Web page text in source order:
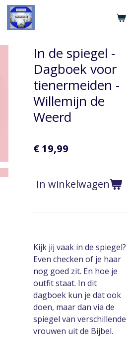
In de spiegel -
Dagboek voor
tienermeiden -
Willemijn de
Weerd
€ 19,99
In winkelwagen
Kijk jij vaak in de spiegel?
Even checken of je haar
nog goed zit. En hoe je
outfit staat. In dit
dagboek kun je dat ook
doen, maar dan via de
spiegel van verschillende
vrouwen uit de Bijbel.